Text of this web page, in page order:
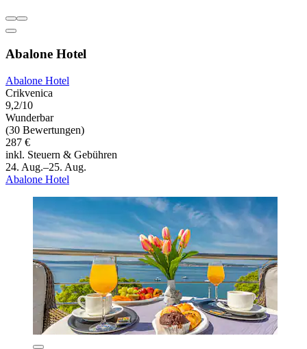
Abalone Hotel
Abalone Hotel
Crikvenica
9,2/10
Wunderbar
(30 Bewertungen)
287 €
inkl. Steuern & Gebühren
24. Aug.–25. Aug.
Abalone Hotel